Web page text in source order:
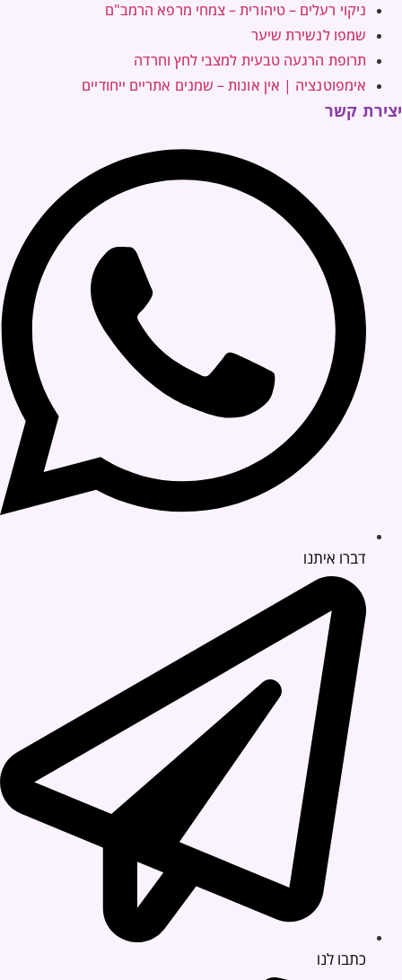
ניקוי רעלים – טיהורית – צמחי מרפא הרמב"ם
שמפו לנשירת שיער
תרופת הרגעה טבעית למצבי לחץ וחרדה
אימפוטנציה | אין אונות – שמנים אתריים ייחודיים
יצירת קשר
דברו איתנו
כתבו לנו